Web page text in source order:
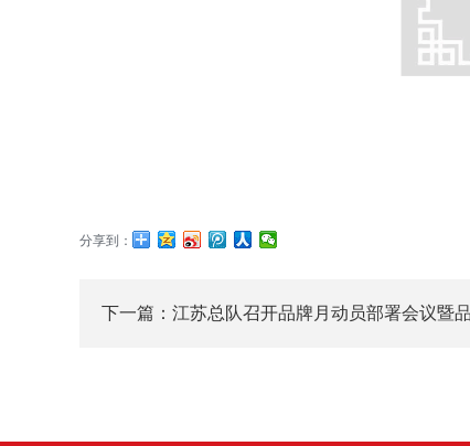
分享到：
下一篇： 江苏总队召开品牌月动员部署会议暨